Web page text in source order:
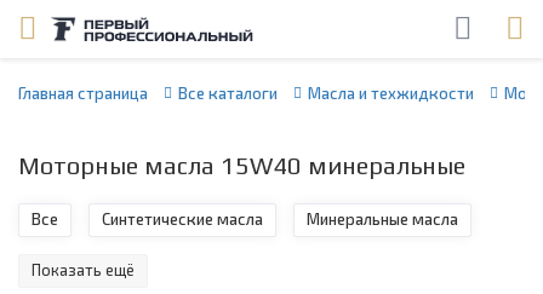
Главная страница Все каталоги Масла и техжидкости
Моторные масла 15W40 минеральные
Все Синтетические масла Минеральные масла
Показать ещё